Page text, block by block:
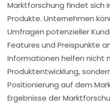
Marktforschung findet sich
Produkte. Unternehmen
Umfragen potenzieller
Features und Preispunkte
Informationen helfen nicht
Produktentwicklung,
Positionierung auf dem
Ergebnisse der